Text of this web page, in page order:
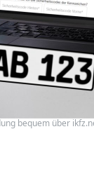
bequem über